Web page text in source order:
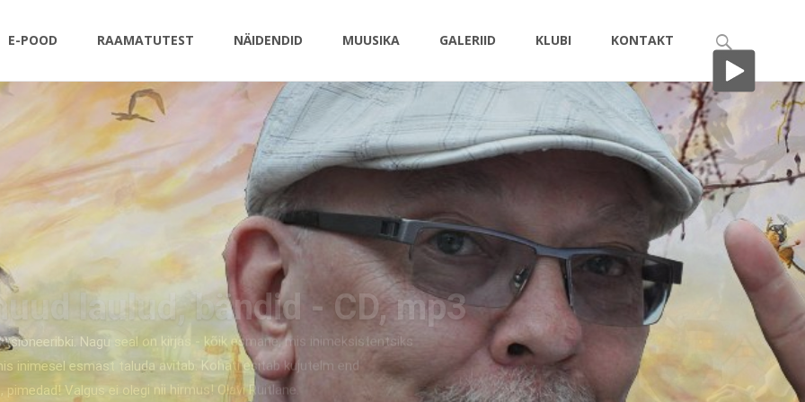
E-POOD RAAMATUTEST NÄIDENDID MUUSIKA GALERIID KLUBI KONTAKT
Search
for:
bändid - CD, mp3
selg on seljataga / Valu on mäekõrgune / usk tas